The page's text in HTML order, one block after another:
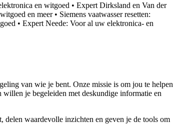
en witgoed • Expert Dirksland en Van der
en meer• Siemens vaatwasser resetten:
• Expert Neede: Voor al uw elektronica- en
van wie je bent. Onze missie is om jou te helpen
je begeleiden met deskundige informatie en
delen waardevolle inzichten en geven je de tools om